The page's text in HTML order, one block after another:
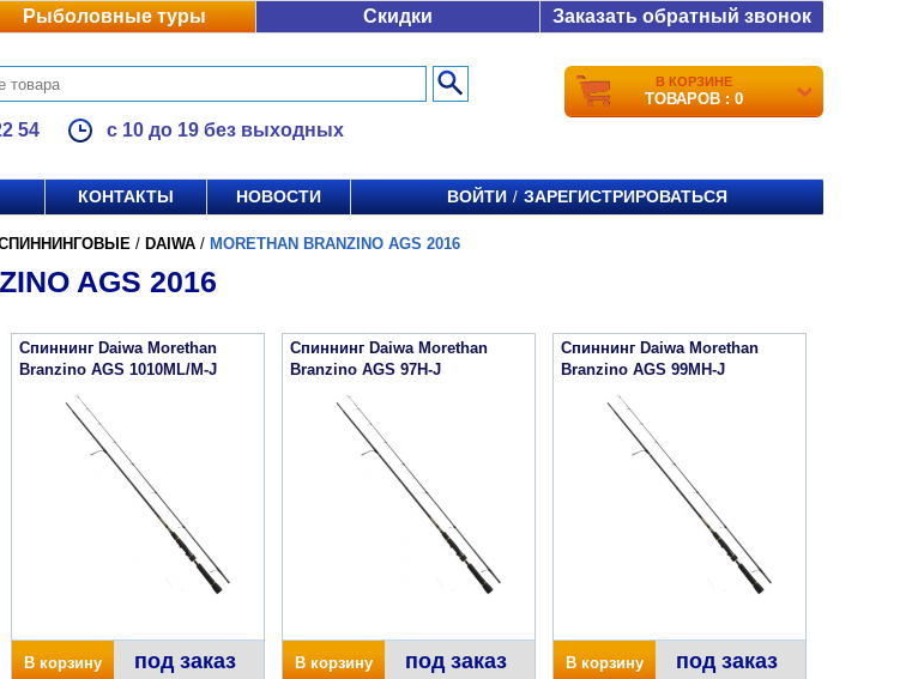
Рыболовные туры Скидки Заказать обратный звонок
54 с 10 до 19 без выходных
В КОРЗИНЕ
ТОВАРОВ : 0
КОНТАКТЫ НОВОСТИ ВОЙТИ / ЗАРЕГИСТРИРОВАТЬСЯ
/ DAIWA / MORETHAN BRANZINO AGS 2016
AGS 2016
Спиннинг Daiwa Morethan
Branzino AGS 1010ML/M-J
В корзину под заказ
Спиннинг Daiwa Morethan
Branzino AGS 97H-J
В корзину под заказ
Спиннинг Daiwa Morethan
Branzino AGS 99MH-J
В корзину под заказ